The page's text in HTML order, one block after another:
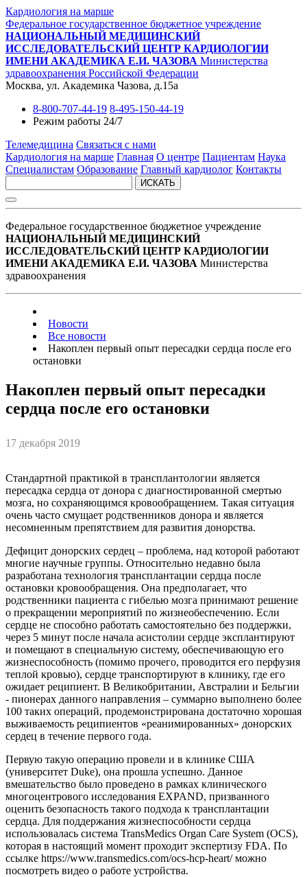
Кардиология на марше
Федеральное государственное бюджетное учреждение
НАЦИОНАЛЬНЫЙ МЕДИЦИНСКИЙ
ИССЛЕДОВАТЕЛЬСКИЙ ЦЕНТР КАРДИОЛОГИИ
ИМЕНИ АКАДЕМИКА Е.И. ЧАЗОВА Министерства
здравоохранения Российской Федерации
Москва, ул. Академика Чазова, д.15а
8-800-707-44-19 8-495-150-44-19
Режим работы 24/7
Телемедицина Связаться с нами
Кардиология на марше Главная О центре Пациентам Наука
Специалистам Образование Главный кардиолог Контакты
ИСКАТЬ
Федеральное государственное бюджетное учреждение
НАЦИОНАЛЬНЫЙ МЕДИЦИНСКИЙ
ИССЛЕДОВАТЕЛЬСКИЙ ЦЕНТР КАРДИОЛОГИИ
ИМЕНИ АКАДЕМИКА Е.И. ЧАЗОВА Министерства
здравоохранения
Новости
Все новости
Накоплен первый опыт пересадки сердца после его
остановки
Накоплен первый опыт пересадки
сердца после его остановки
17 декабря 2019
Стандартной практикой в трансплантологии является
пересадка сердца от донора с диагностированной смертью
мозга, но сохраняющимся кровообращением. Такая ситуация
очень часто смущает родственников донора и является
несомненным препятствием для развития донорства.
Дефицит донорских сердец – проблема, над которой работают
многие научные группы. Относительно недавно была
разработана технология трансплантации сердца после
остановки кровообращения. Она предполагает, что
родственники пациента с гибелью мозга принимают решение
о прекращении мероприятий по жизнеобеспечению. Если
сердце не способно работать самостоятельно без поддержки,
через 5 минут после начала асистолии сердце эксплантируют
и помещают в специальную систему, обеспечивающую его
жизнеспособность (помимо прочего, проводится его перфузия
теплой кровью), сердце транспортируют в клинику, где его
ожидает реципиент. В Великобритании, Австралии и Бельгии
- пионерах данного направления – суммарно выполнено более
100 таких операций, продемонстрирована достаточно хорошая
выживаемость реципиентов «реанимированных» донорских
сердец в течение первого года.
Первую такую операцию провели и в клинике США
(университет Duke), она прошла успешно. Данное
вмешательство было проведено в рамках клинического
многоцентрового исследования EXPAND, призванного
оценить безопасность такого подхода к трансплантации
сердца. Для поддержания жизнеспособности сердца
использовалась система TransMedics Organ Care System (OCS),
которая в настоящий момент проходит экспертизу FDA. По
ссылке https://www.transmedics.com/ocs-hcp-heart/ можно
посмотреть видео о работе устройства.